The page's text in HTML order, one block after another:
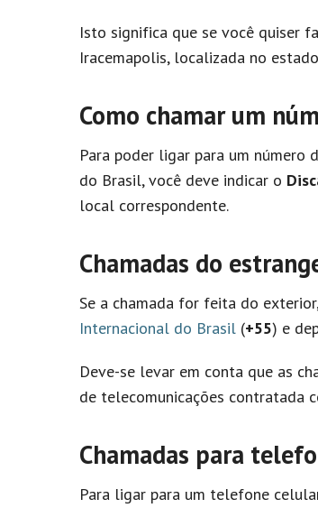
Isto significa que se você quiser
Iracemapolis, localizada no
Como chamar um
Para poder ligar para um
do Brasil, você deve indicar o
local correspondente.
Chamadas do
Se a chamada for feita do
Internacional do Brasil (+55) e
Deve-se levar em conta que as
de telecomunicações contratada
Chamadas para
Para ligar para um telefone